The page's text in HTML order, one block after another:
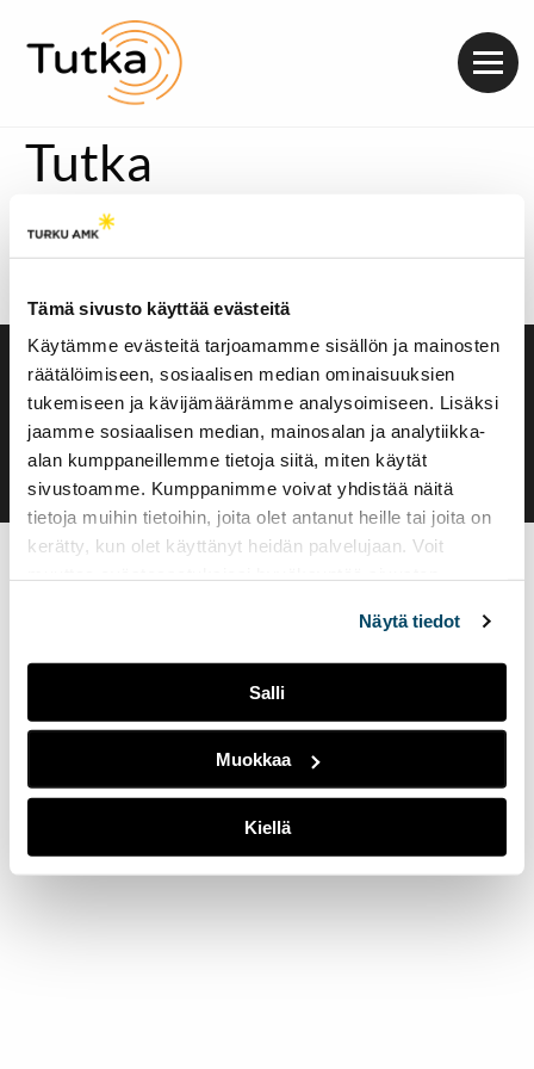
Tämä sivusto käyttää evästeitä
Käytämme evästeitä tarjoamamme sisällön ja mainosten
räätälöimiseen, sosiaalisen median ominaisuuksien
tukemiseen ja kävijämäärämme analysoimiseen. Lisäksi
jaamme sosiaalisen median, mainosalan ja analytiikka-
alan kumppaneillemme tietoja siitä, miten käytät
sivustoamme. Kumppanimme voivat yhdistää näitä
tietoja muihin tietoihin, joita olet antanut heille tai joita on
kerätty, kun olet käyttänyt heidän palvelujaan. Voit
Näytä tiedot
Salli
Muokkaa
Kiellä
Tutka
Näin tiivistää tuoreeltaan julkaistu kirja ”Kotvimisen
vallankumous”. Ylimaallinen vertaa sitä kaikkien
molempien tapojen hyödyt ja haitat.
Saavutettavuusseloste
Evästeasetukset